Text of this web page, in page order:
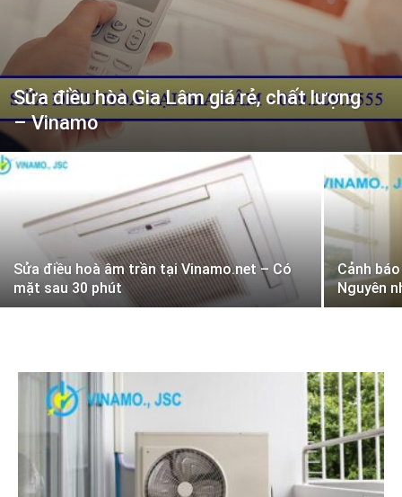
Sửa điều hòa Gia Lâm giá rẻ, chất lượng
– Vinamo
Sửa điều hoà âm trần tại Vinamo.net – Có
mặt sau 30 phút
Cảnh
Nguyên